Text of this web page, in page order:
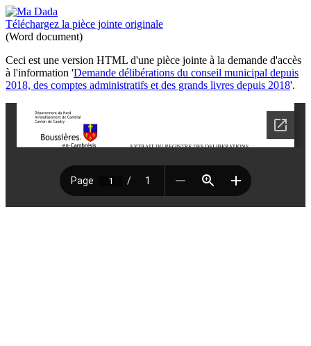
Téléchargez la pièce jointe originale
(Word document)
Ceci est une version HTML d'une pièce jointe à la demande d'accès
à l'information 'Demande délibérations du conseil municipal depuis
2018, des comptes administratifs et des grands livres depuis 2018'.